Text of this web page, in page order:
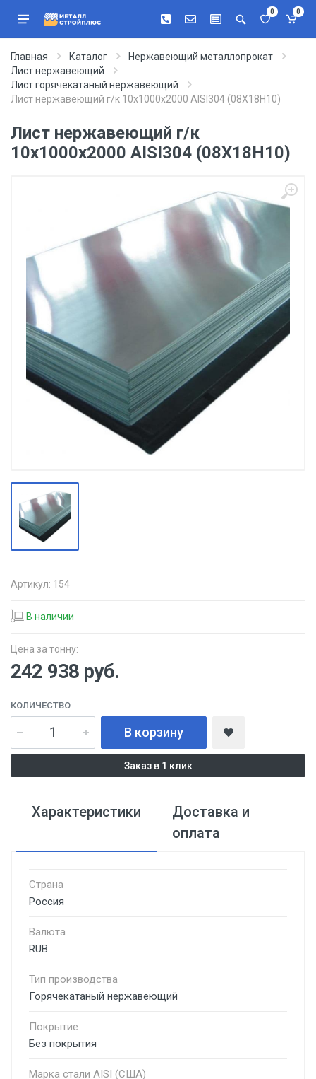
0 0
Главная Каталог
Нержавеющий металлопрокат
Лист нержавеющий
Лист горячекатаный нержавеющий
Лист нержавеющий г/к 10х1000х2000 AISI304 (08Х18Н10)
Лист нержавеющий г/к
10х1000х2000 AISI304 (08Х18Н10)
Артикул: 154
В наличии
Цена за тонну:
242 938 руб.
КОЛИЧЕСТВО
В корзину
Заказ в 1 клик
Характеристики
Доставка и
оплата
Страна
Россия
Валюта
RUB
Тип производства
Горячекатаный нержавеющий
Покрытие
Без покрытия
Марка стали AISI (США)